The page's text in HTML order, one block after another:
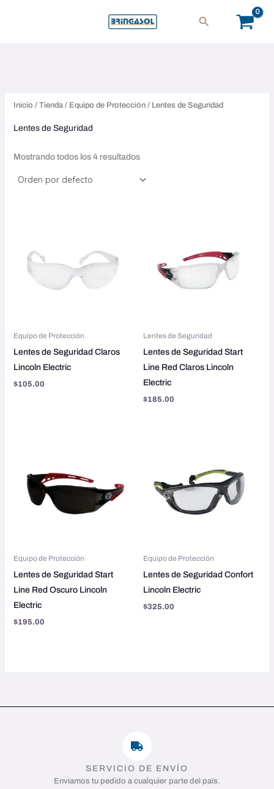
Buscar
Inicio / Tienda/ Equipo de Protección/ Lentes de Seguridad
Lentes de Seguridad
Mostrando todos los 4 resultados
Equipo de Protección
Lentes de Seguridad Claros
Lincoln Electric
$105.00
Lentes de Seguridad
Lentes de Seguridad Start
Line Red Claros Lincoln
Electric
$185.00
Equipo de Protección
Lentes de Seguridad Start
Line Red Oscuro Lincoln
Electric
$195.00
Equipo de Protección
Lentes de Seguridad Confort
Lincoln Electric
$325.00
SERVICIO DE ENVÍO
Enviamos tu pedido a cualquier parte del país.